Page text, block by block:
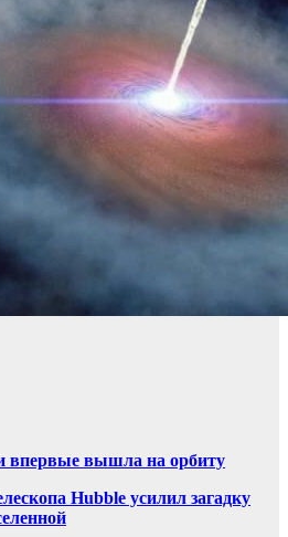
впервые вышла на орбиту
Hubble усилил загадку